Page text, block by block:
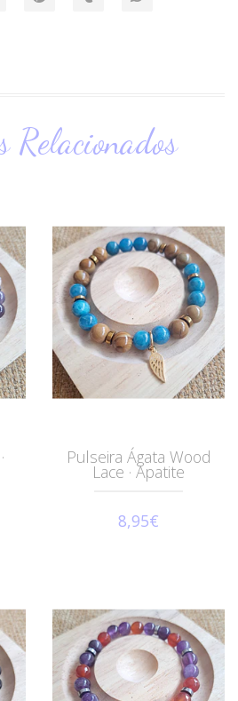
Relacionados
Pulseira Ágata Wood
Lace · Apatite
8,95€